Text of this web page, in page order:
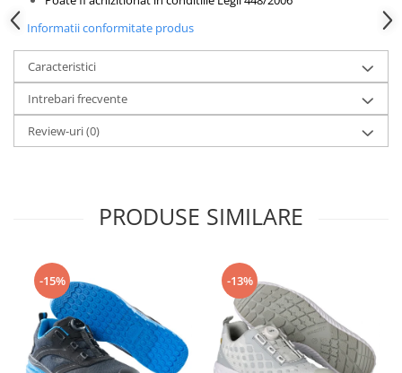
Informatii conformitate produs
Caracteristici
Intrebari frecvente
Review-uri(0)
PRODUSE SIMILARE
-15% -13%